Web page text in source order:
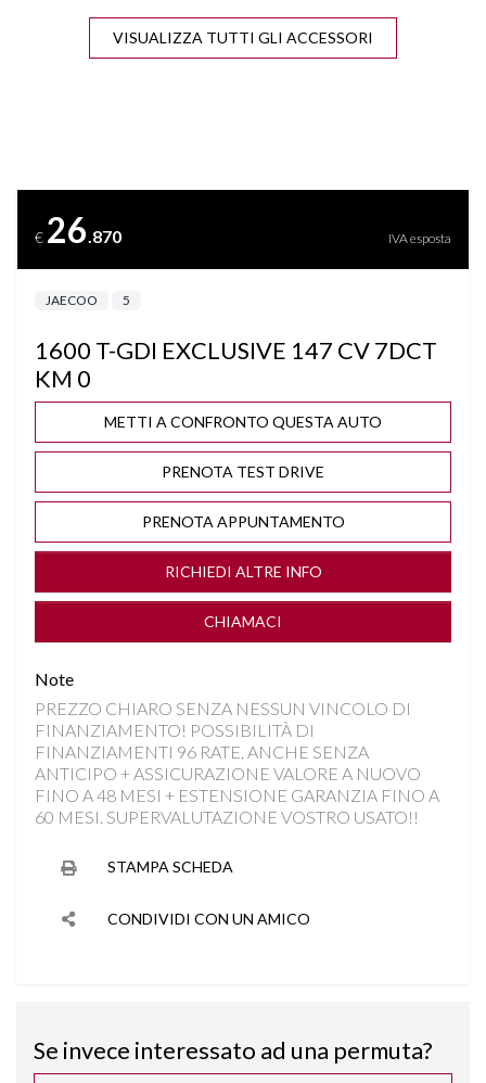
ANTENNA SHARK
BLIND SPOT ASSIST
BRACCIOLO POSTERIORE
CAMBIO AUTOMATICO/SEQUENZIALE
CERCHI "18
CLIMA AUTOMATICO BIZONA
COMPUTER DI BORDO
CRUISE CONTROL ADATTIVO
DISATTIVAZIONE AIRBAG LATO PASSEGGERO
FARI FULL LED
FRENATA DI EMERGENZA INTELLIGENTE
INGRESSI USB
VISUALIZZA TUTTI GLI ACCESSORI
€ 26.870 IVA esposta
JAECOO 5
1600 T-GDI EXCLUSIVE 147 CV 7DCT
KM 0
METTI A CONFRONTO QUESTA AUTO
PRENOTA TEST DRIVE
PRENOTA APPUNTAMENTO
RICHIEDI ALTRE INFO
CHIAMACI
Note
PREZZO CHIARO SENZA NESSUN VINCOLO DI
FINANZIAMENTO! POSSIBILITÀ DI
FINANZIAMENTI 96 RATE, ANCHE SENZA
ANTICIPO + ASSICURAZIONE VALORE A NUOVO
FINO A 48 MESI + ESTENSIONE GARANZIA FINO A
60 MESI. SUPERVALUTAZIONE VOSTRO USATO!!
STAMPA SCHEDA
CONDIVIDI CON UN AMICO
Se invece interessato ad una permuta?